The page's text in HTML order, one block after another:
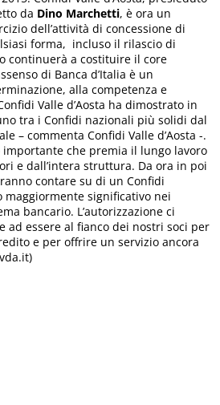
da Dino Marchetti, è ora un
dell’attività di concessione di
forma, incluso il rilascio di
continuerà a costituire il core
di Banca d’Italia è un
alla competenza e
Valle d’Aosta ha dimostrato in
tra i Confidi nazionali più solidi dal
– commenta Confidi Valle d’Aosta -.
che premia il lungo lavoro
e dall’intera struttura. Da ora in poi
contare su di un Confidi
maggiormente significativo nei
bancario. L’autorizzazione ci
ad essere al fianco dei nostri soci per
e per offrire un servizio ancora